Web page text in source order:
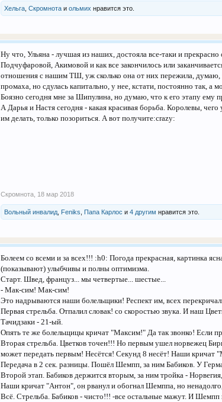
Хельга ,Скромнота иольмих нравится это.
Ну что, Ульяна - лучшая из наших, достояла все-таки и
Подчуфаровой, Акимовой и как все закончилось или
отношения с нашим ТШ, уж сколько она от них пережила, думаю,
промаха, но сдулась капитально, у нее, кстати, постоянно так, а
Боязно сегодня мне за Шипулина, но думаю, что к его этапу ему
А Дарья и Настя сегодня - какая красивая борьба. Королевы,
им делать, только позориться. А вот получите:crazy:
Скромнота 18 мар 2018
Вольный инвалид Feniks Папа Карлос и4 другим нравится это.
Болеем со всеми и за всех!!! :h0: Погода прекрасная, картинка
(показывают) улыбчивы и полны оптимизма.
Старт. Швед, француз... мы четвертые... шестые...
- Мак-сим! Мак-сим!
Это надрываются наши болельщики! Респект им, всех
Первая стрельба. Отпалил словак! со скоростью звука. И наш
Тачидзаки - 21-ый.
Опять те же болельщицы кричат "Максим!" Да так звонко! Если
Вторая стрельба. Цветков точен!!! Но первым ушел норвежец
может передать первым! Несётся! Секунд 8 несёт! Наши кричат
Передача в 2 сек. разницы. Пошёл Шемпп, за ним Бабиков. У
Второй этап. Бабиков держится вторым, за ним тройка -
Наши кричат "Антон", он рванул и обогнал Шемппа, но
Всё. Стрельба. Бабиков - чисто!!! -все остальные мажут. И Шемпп